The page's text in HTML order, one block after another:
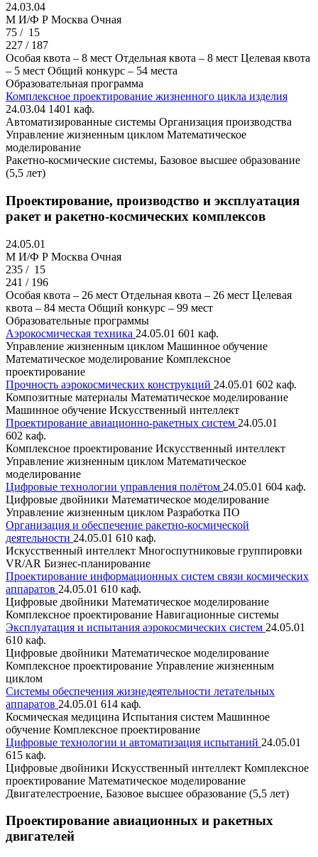
24.03.04
M И/Ф Р Москва Очная
75 / 15
227 / 187
Особая квота – 8 мест Отдельная квота – 8 мест Целевая квота
– 5 мест Общий конкурс – 54 места
Образовательная программа
Комплексное проектирование жизненного цикла изделия
24.03.04 1401 каф.
Автоматизированные системы Организация производства
Управление жизненным циклом Математическое
моделирование
Ракетно-космические системы, Базовое высшее образование
(5,5 лет)
Проектирование, производство и эксплуатация
ракет и ракетно-космических комплексов
24.05.01
M И/Ф Р Москва Очная
235 / 15
241 / 196
Особая квота – 26 мест Отдельная квота – 26 мест Целевая
квота – 84 места Общий конкурс – 99 мест
Образовательные программы
Аэрокосмическая техника 24.05.01 601 каф.
Управление жизненным циклом Машинное обучение
Математическое моделирование Комплексное
проектирование
Прочность аэрокосмических конструкций 24.05.01 602 каф.
Композитные материалы Математическое моделирование
Машинное обучение Искусственный интеллект
Проектирование авиационно-ракетных систем 24.05.01
602 каф.
Комплексное проектирование Искусственный интеллект
Управление жизненным циклом Математическое
моделирование
Цифровые технологии управления полётом 24.05.01 604 каф.
Цифровые двойники Математическое моделирование
Управление жизненным циклом Разработка ПО
Организация и обеспечение ракетно-космической
деятельности 24.05.01 610 каф.
Искусственный интеллект Многоспутниковые группировки
VR/AR Бизнес-планирование
Проектирование информационных систем связи космических
аппаратов 24.05.01 610 каф.
Цифровые двойники Математическое моделирование
Комплексное проектирование Навигационные системы
Эксплуатация и испытания аэрокосмических систем 24.05.01
610 каф.
Цифровые двойники Математическое моделирование
Комплексное проектирование Управление жизненным
циклом
Системы обеспечения жизнедеятельности летательных
аппаратов 24.05.01 614 каф.
Космическая медицина Испытания систем Машинное
обучение Комплексное проектирование
Цифровые технологии и автоматизация испытаний 24.05.01
615 каф.
Цифровые двойники Искусственный интеллект Комплексное
проектирование Математическое моделирование
Двигателестроение, Базовое высшее образование (5,5 лет)
Проектирование авиационных и ракетных
двигателей